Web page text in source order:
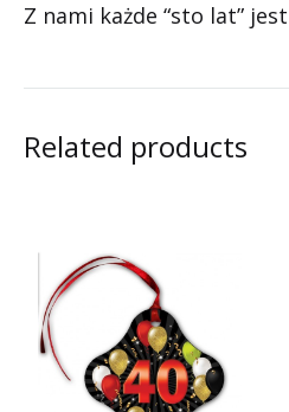
Z nami każde “sto lat”
Related products